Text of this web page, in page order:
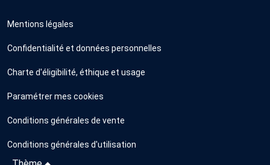
Mentions légales
Confidentialité et données personnelles
Charte d'éligibilité, éthique et usage
Paramétrer mes cookies
Conditions générales de vente
Conditions générales d'utilisation